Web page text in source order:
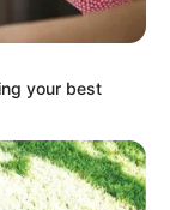
your best